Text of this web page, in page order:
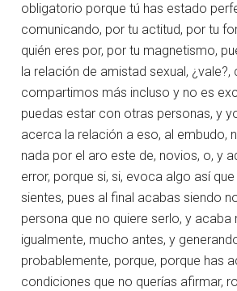
obligatorio porque tú has estado
comunicando, por tu actitud, por tu
quién eres por, por tu magnetismo,
la relación de amistad sexual, ¿vale?,
compartimos más incluso y no es
puedas estar con otras personas, y
acerca la relación a eso, al embudo,
nada por el aro este de, novios, o, y
error, porque si, si, evoca algo así
sientes, pues al final acabas siendo
persona que no quiere serlo, y acaba
igualmente, mucho antes, y
probablemente, porque, porque has
condiciones que no querías afirmar,